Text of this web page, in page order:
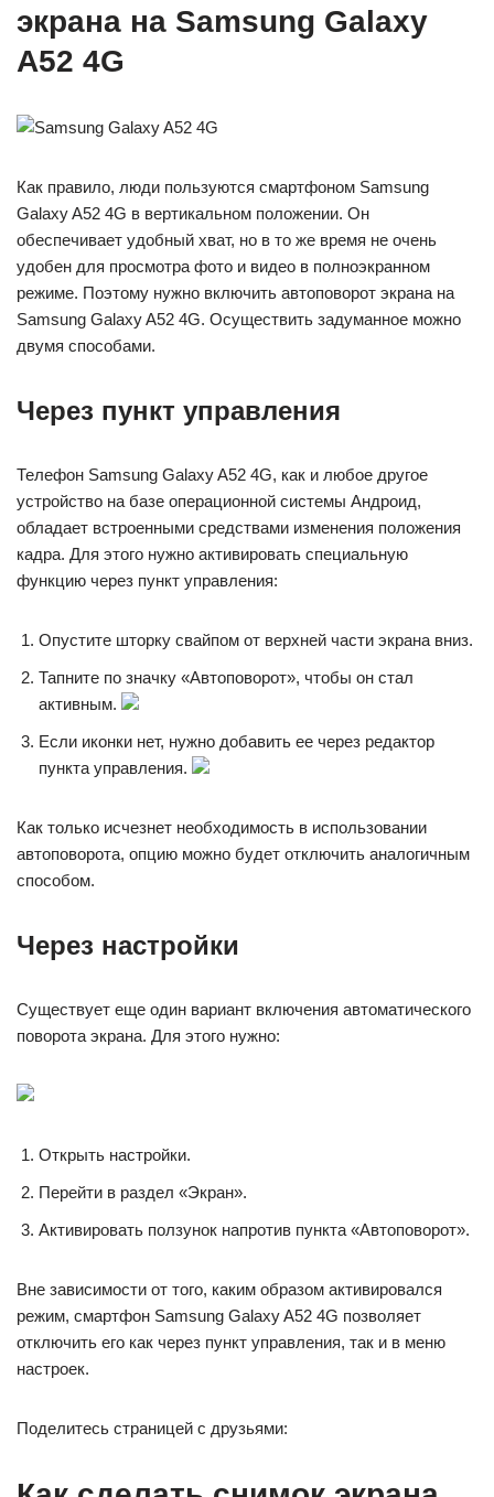
экрана на Samsung Galaxy
A52 4G
Как правило, люди пользуются смартфоном Samsung
Galaxy A52 4G в вертикальном положении. Он
обеспечивает удобный хват, но в то же время не очень
удобен для просмотра фото и видео в полноэкранном
режиме. Поэтому нужно включить автоповорот экрана на
Samsung Galaxy A52 4G. Осуществить задуманное можно
двумя способами.
Через пункт управления
Телефон Samsung Galaxy A52 4G, как и любое другое
устройство на базе операционной системы Андроид,
обладает встроенными средствами изменения положения
кадра. Для этого нужно активировать специальную
функцию через пункт управления:
Опустите шторку свайпом от верхней части экрана вниз.
Тапните по значку «Автоповорот», чтобы он стал
активным.
Если иконки нет, нужно добавить ее через редактор
пункта управления.
Как только исчезнет необходимость в использовании
автоповорота, опцию можно будет отключить аналогичным
способом.
Через настройки
Существует еще один вариант включения автоматического
поворота экрана. Для этого нужно:
Открыть настройки.
Перейти в раздел «Экран».
Активировать ползунок напротив пункта «Автоповорот».
Вне зависимости от того, каким образом активировался
режим, смартфон Samsung Galaxy A52 4G позволяет
отключить его как через пункт управления, так и в меню
настроек.
Поделитесь страницей с друзьями: